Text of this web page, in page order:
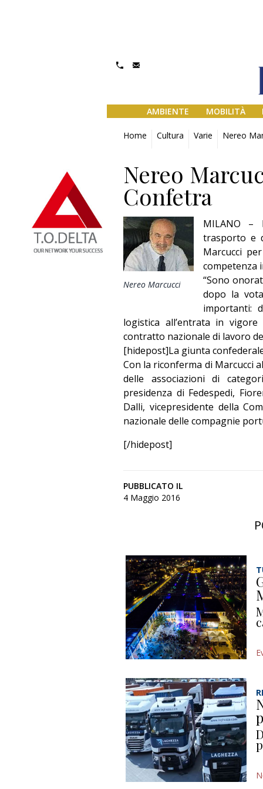
AMBIENTE MOBILITÀ
Home Cultura Varie Nereo
Nereo
Confetra
Nereo Marcucci
MILANO –
trasporto e
Marcucci
competenza
“Sono
dopo la
importanti:
logistica all’entrata in
contratto nazionale di lavoro
[hidepost]La giunta
Con la riconferma di Marcucci
delle associazioni di
presidenza di Fedespedi,
Dalli, vicepresidente della
nazionale delle compagnie
[/hidepost]
PUBBLICATO IL
4 Maggio 2016